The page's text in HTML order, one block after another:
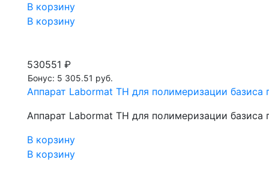
В корзину
В корзину
530551 ₽
Бонус: 5 305.51 руб.
Aппарат Labormat TH для полимеризации базиса
Aппарат Labormat TH для полимеризации базиса
В корзину
В корзину